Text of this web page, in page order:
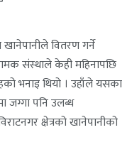
वितरण गर्ने
संस्थाले केही महिनापछि
भनाइ थियो । उहाँले यसका
जग्गा पनि उलब्ध
क्षेत्रको खानेपानीको